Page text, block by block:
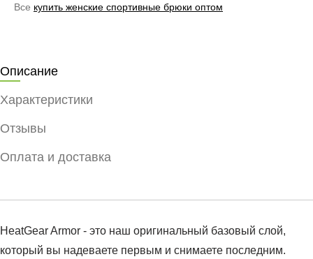
Все купить женские спортивные брюки оптом
Описание
Характеристики
Отзывы
Оплата и доставка
HeatGear Armor - это наш оригинальный базовый слой,
который вы надеваете первым и снимаете последним.